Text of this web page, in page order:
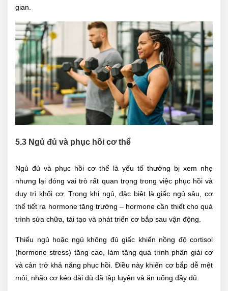
gian.
5.3 Ngủ đủ và phục hồi cơ thể
Ngủ đủ và phục hồi cơ thể là yếu tố thường bị xem nhẹ
nhưng lại đóng vai trò rất quan trọng trong việc phục hồi và
duy trì khối cơ. Trong khi ngủ, đặc biệt là giấc ngủ sâu, cơ
thể tiết ra hormone tăng trưởng – hormone cần thiết cho quá
trình sửa chữa, tái tạo và phát triển cơ bắp sau vận động.
Thiếu ngủ hoặc ngủ không đủ giấc khiến nồng độ cortisol
(hormone stress) tăng cao, làm tăng quá trình phân giải cơ
và cản trở khả năng phục hồi. Điều này khiến cơ bắp dễ mệt
mỏi, nhão cơ kéo dài dù đã tập luyện và ăn uống đầy đủ.